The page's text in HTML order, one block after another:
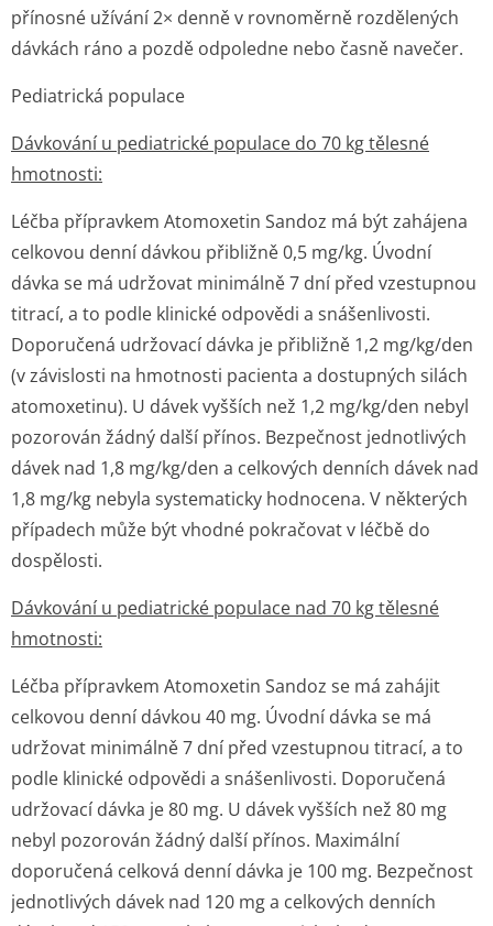
přínosné užívání 2× denně v rovnoměrně rozdělených
dávkách ráno a pozdě odpoledne nebo časně navečer.
Pediatrická populace
Dávkování u pediatrické populace do 70 kg tělesné
hmotnosti:
Léčba přípravkem Atomoxetin Sandoz má být zahájena
celkovou denní dávkou přibližně 0,5 mg/kg. Úvodní
dávka se má udržovat minimálně 7 dní před vzestupnou
titrací, a to podle klinické odpovědi a snášenlivosti.
Doporučená udržovací dávka je přibližně 1,2 mg/kg/den
(v závislosti na hmotnosti pacienta a dostupných silách
atomoxetinu). U dávek vyšších než 1,2 mg/kg/den nebyl
pozorován žádný další přínos. Bezpečnost jednotlivých
dávek nad 1,8 mg/kg/den a celkových denních dávek nad
1,8 mg/kg nebyla systematicky hodnocena. V některých
případech může být vhodné pokračovat v léčbě do
dospělosti.
Dávkování u pediatrické populace nad 70 kg tělesné
hmotnosti:
Léčba přípravkem Atomoxetin Sandoz se má zahájit
celkovou denní dávkou 40 mg. Úvodní dávka se má
udržovat minimálně 7 dní před vzestupnou titrací, a to
podle klinické odpovědi a snášenlivosti. Doporučená
udržovací dávka je 80 mg. U dávek vyšších než 80 mg
nebyl pozorován žádný další přínos. Maximální
doporučená celková denní dávka je 100 mg. Bezpečnost
jednotlivých dávek nad 120 mg a celkových denních